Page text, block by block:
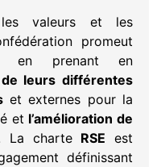
valeurs et les
promeut
en prenant en
leurs différentes
et externes pour la
et l’amélioration de
La charte RSE est
définissant